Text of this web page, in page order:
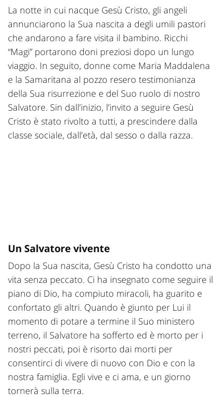
La notte in cui nacque Gesù Cristo, gli angeli
annunciarono la Sua nascita a degli umili pastori
che andarono a fare visita il bambino. Ricchi
“Magi” portarono doni preziosi dopo un lungo
viaggio. In seguito, donne come Maria Maddalena
e la Samaritana al pozzo resero testimonianza
della Sua risurrezione e del Suo ruolo di nostro
Salvatore. Sin dall’inizio, l’invito a seguire Gesù
Cristo è stato rivolto a tutti, a prescindere dalla
classe sociale, dall’età, dal sesso o dalla razza.
Un Salvatore vivente
Dopo la Sua nascita, Gesù Cristo ha condotto una
vita senza peccato. Ci ha insegnato come seguire il
piano di Dio, ha compiuto miracoli, ha guarito e
confortato gli altri. Quando è giunto per Lui il
momento di potare a termine il Suo ministero
terreno, il Salvatore ha sofferto ed è morto per i
nostri peccati, poi è risorto dai morti per
consentirci di vivere di nuovo con Dio e con la
nostra famiglia. Egli vive e ci ama, e un giorno
tornerà sulla terra.